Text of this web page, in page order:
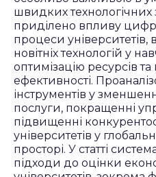
швидких технологічних
приділено впливу
процеси
новітніх технологій у
оптимізацію ресурсів
ефективності.
інструментів у
послуги, покращенні
підвищенні
університетів у
просторі. У статті
підходи до оцінки